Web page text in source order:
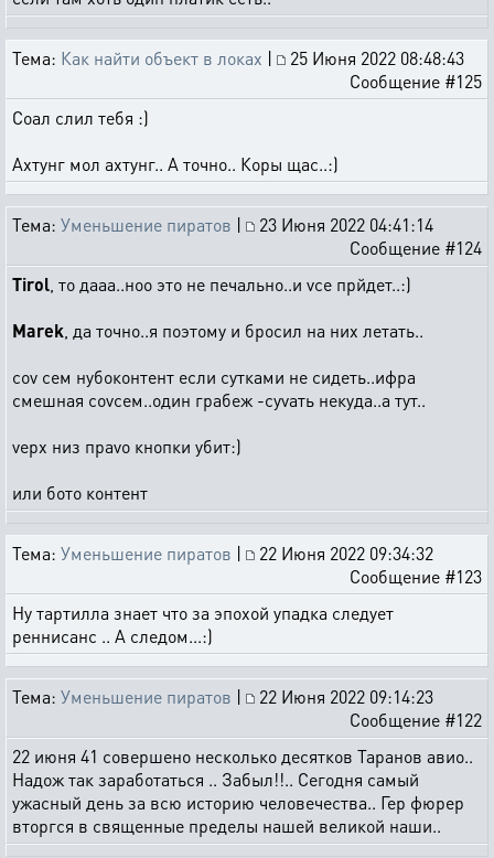
Тема: Как найти объект в локах |
25 Июня 2022 08:48:43
Сообщение #125
Соал слил тебя :)
Ахтунг мол ахтунг.. А точно.. Коры щас..:)
Тема: Уменьшение пиратов |
23 Июня 2022 04:41:14
Сообщение #124
Tirol , то дааа..ноо это не печально..и vсе прйдет..:)
Marek , да точно..я поэтому и бросил на них летать..
соv сем нубоконтент если сутками не сидеть..ифра
смешная соvсем..один грабеж -суvать некуда..а тут..
vерх низ праvо кнопки убит:)
или бото контент
Тема: Уменьшение пиратов |
22 Июня 2022 09:34:32
Сообщение #123
Ну тартилла знает что за эпохой упадка следует
реннисанс .. А следом...:)
Тема: Уменьшение пиратов |
22 Июня 2022 09:14:23
Сообщение #122
22 июня 41 совершено несколько десятков Таранов авио..
Надож так заработаться .. Забыл!!.. Сегодня самый
ужасный день за всю историю человечества.. Гер фюрер
вторгся в священные пределы нашей великой наши..